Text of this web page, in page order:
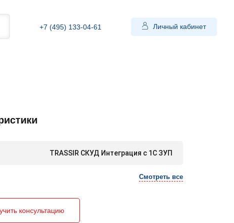
+7 (495) 133-04-61 Личный кабинет
TRASSIR СКУД Интеграция с 1С ЗУП
Смотреть все
консультацию